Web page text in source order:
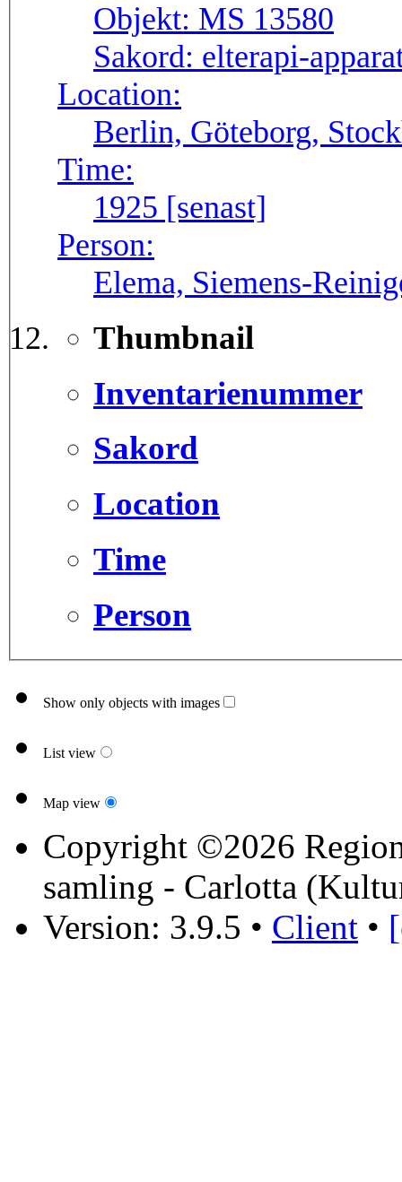
Objekt: MS 13580
Sakord: elterapi-
Location:
Berlin, Göteborg,
Time:
1925 [senast]
Person:
Elema, Siemens-
Thumbnail
Inventarienummer
Sakord
Location
Time
Person
Show only objects with images
List view
Map view
Copyright ©2026
samling - Carlotta
Version: 3.9.5 • Client •